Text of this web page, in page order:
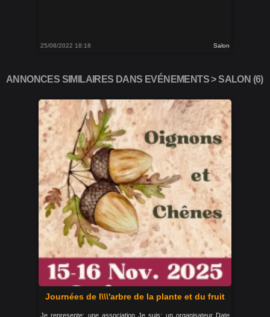
25/08/2022 18:18 Salon
ANNONCES SIMILAIRES DANS EVÉNEMENTS > SALON (6)
Journées de l\\\'arbre de la plante et du fruit
Je represente: une association Je suis: un organisateur Date